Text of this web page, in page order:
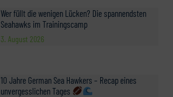
Wer füllt die wenigen Lücken? Die spannendsten
Seahawks im Trainingscamp
3. August 2026
10 Jahre German Sea Hawkers – Recap eines
unvergesslichen Tages